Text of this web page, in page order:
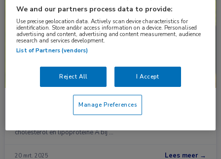
hs-CRP, LDL-C en Lp(A) voorspellen
cardiovasculair risico op lange termijn bij vrouwen
cholesterol en lipoproteïne A bij …
20 mrt. 2025 Lees meer →
We and our partners process data to provide:
Use precise geolocation data. Actively scan device characteristics for
identification. Store and/or access information on a device. Personalised
advertising and content, advertising and content measurement, audience
research and services development.
List of Partners (vendors)
Reject All I Accept
Manage Preferences